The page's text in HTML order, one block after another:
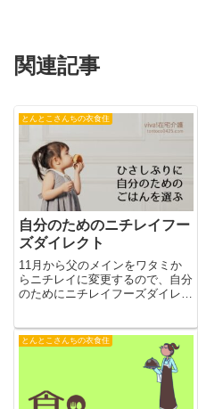
関連記事
とんとこさんちの衣食住
自分のためのニチレイフー
ズダイレクト
11月から父のメインをワタミか
らニチレイに変更するので、自分
のためにニチレイフーズダイレク
とんとこさんちの衣食住